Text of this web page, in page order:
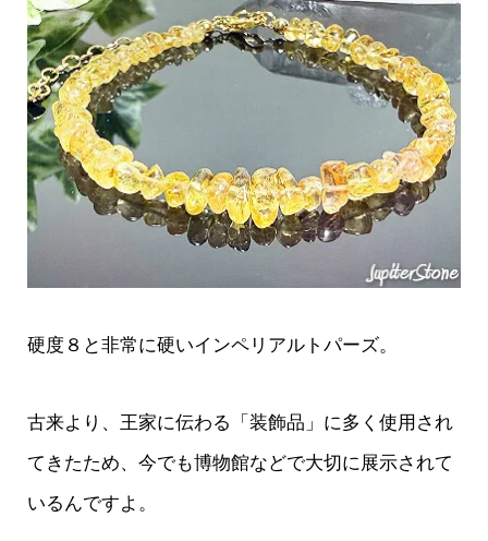
硬度８と非常に硬いインペリアルトパーズ。
古来より、王家に伝わる「装飾品」に多く使用され
てきたため、今でも博物館などで大切に展示されて
いるんですよ。